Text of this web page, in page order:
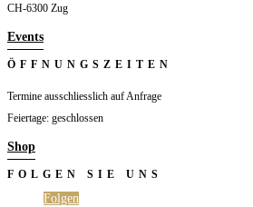
CH-6300 Zug
Events
ÖFFNUNGSZEITEN
Termine ausschliesslich auf Anfrage
Feiertage: geschlossen
Shop
FOLGEN SIE UNS
Folgen